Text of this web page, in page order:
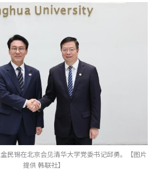
民锡在北京会见清华大学党委书记邱勇‌。【图片
提供 韩联社】